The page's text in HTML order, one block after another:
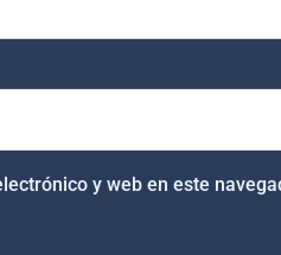
y web en este